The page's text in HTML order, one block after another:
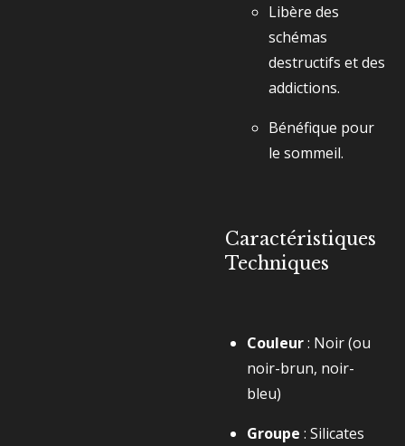
Libère des
schémas
destructifs et des
addictions.
Bénéfique pour
le sommeil.
Caractéristiques
Techniques
Couleur: Noir (ou
noir-brun, noir-
bleu)
Groupe : Silicates